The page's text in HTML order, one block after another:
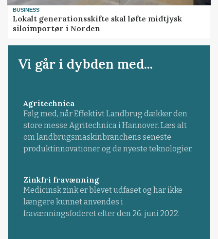
BUSINESS
Lokalt generationsskifte skal løfte midtjysk
siloimportør i Norden
Vi går i dybden med...
Agritechnica
Følg med, når Effektivt Landbrug dækker den
store messe Agritechnica i Hannover. Læs alt
om landbrugsmaskinbranchens seneste
produktinnovationer og de nyeste teknologier.
Zinkfri fravænning
Medicinsk zink er blevet udfaset og har ikke
længere kunnet anvendes i
fravænningsfoderet efter den 26. juni 2022.